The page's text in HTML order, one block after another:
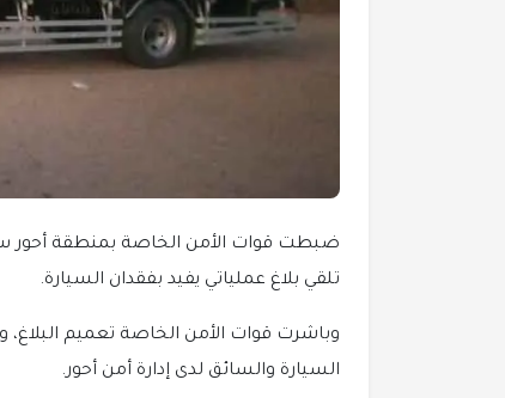
ضبطت قوات الأمن الخاصة بمنطقة أحور
تلقي بلاغ عملياتي يفيد بفقدان السيارة.
وباشرت قوات الأمن الخاصة تعميم
السيارة والسائق لدى إدارة أمن أحور.